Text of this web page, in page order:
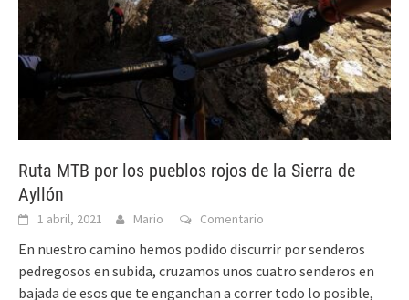
Ruta MTB por los pueblos rojos de la Sierra de
Ayllón
1 abril, 2021 Mario Comentario
En nuestro camino hemos podido discurrir por senderos
pedregosos en subida, cruzamos unos cuatro senderos en
bajada de esos que te enganchan a correr todo lo posible,